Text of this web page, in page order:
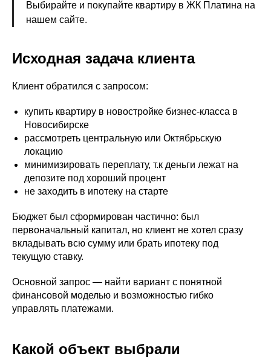
Выбирайте и покупайте квартиру в ЖК Платина на
нашем сайте.
Исходная задача клиента
Клиент обратился с запросом:
купить квартиру в новостройке бизнес-класса в
Новосибирске
рассмотреть центральную или Октябрьскую
локацию
минимизировать переплату, т.к деньги лежат на
депозите под хороший процент
не заходить в ипотеку на старте
Бюджет был сформирован частично: был
первоначальный капитал, но клиент не хотел сразу
вкладывать всю сумму или брать ипотеку под
текущую ставку.
Основной запрос — найти вариант с понятной
финансовой моделью и возможностью гибко
управлять платежами.
Какой объект выбрали